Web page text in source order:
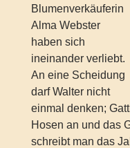
Blumenverkäuferin
Alma Webster
haben sich
ineinander verliebt.
An eine Scheidung
darf Walter nicht
einmal denken;
Hosen an und das
schreibt man das